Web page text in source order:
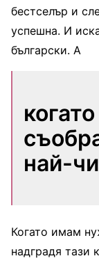
бестселър и
успешна. И
български. А
най-
Когато имам
надградя тази